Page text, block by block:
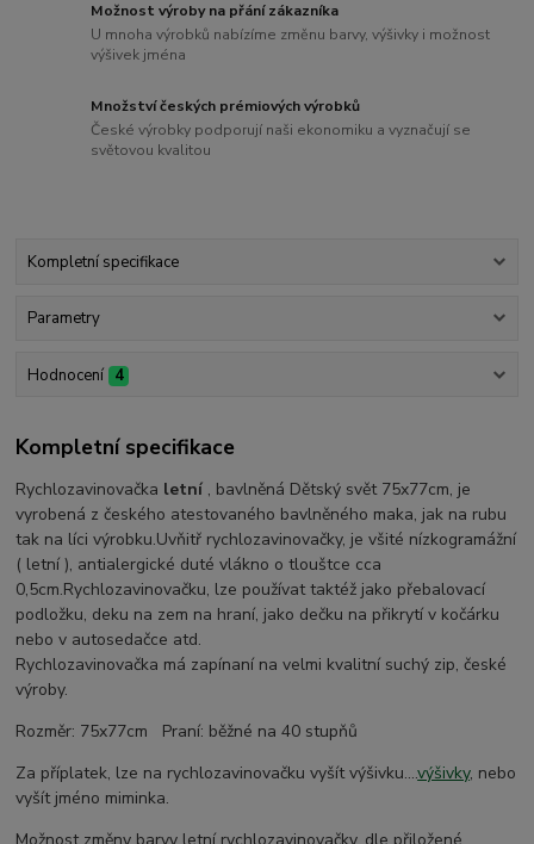
Možnost výroby na přání zákazníka
U mnoha výrobků nabízíme změnu barvy, výšivky i možnost
výšivek jména
Množství českých prémiových výrobků
České výrobky podporují naši ekonomiku a vyznačují se
světovou kvalitou
Kompletní specifikace
Parametry
Hodnocení 4
Kompletní specifikace
Rychlozavinovačka letní , bavlněná Dětský svět 75x77cm, je
vyrobená z českého atestovaného bavlněného maka, jak na rubu
tak na líci výrobku.Uvňitř rychlozavinovačky, je všité nízkogramážní
( letní ), antialergické duté vlákno o tlouštce cca
0,5cm.Rychlozavinovačku, lze používat taktéž jako přebalovací
podložku, deku na zem na hraní, jako dečku na přikrytí v kočárku
nebo v autosedačce atd.
Rychlozavinovačka má zapínaní na velmi kvalitní suchý zip, české
výroby.
Rozměr: 75x77cm Praní: běžné na 40 stupňů
Za příplatek, lze na rychlozavinovačku vyšít výšivku....výšivky, nebo
vyšít jméno miminka.